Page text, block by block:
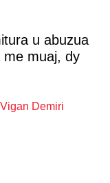
u abuzua
me muaj, dy